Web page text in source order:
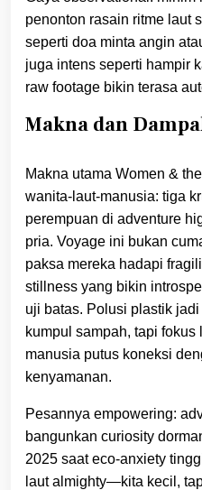
penonton rasain ritme laut
seperti doa minta angin
juga intens seperti hampir
raw footage bikin terasa
Makna dan
Makna utama Women &
wanita-laut-manusia: tiga
perempuan di adventure
pria. Voyage ini bukan
paksa mereka hadapi
stillness yang bikin
uji batas. Polusi plastik
kumpul sampah, tapi
manusia putus koneksi
kenyamanan.
Pesannya empowering:
bangunkan curiosity
2025 saat eco-anxiety
laut almighty—kita kecil,